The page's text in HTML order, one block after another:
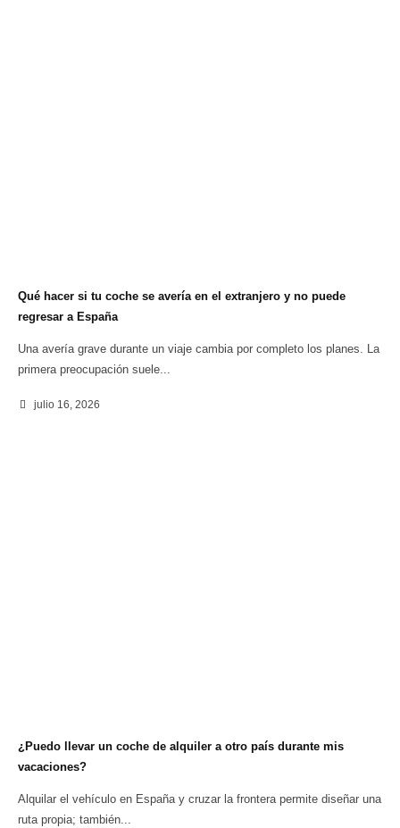
Qué hacer si tu coche se avería en el extranjero y no puede
regresar a España
Una avería grave durante un viaje cambia por completo los planes. La
primera preocupación suele...
julio 16, 2026
¿Puedo llevar un coche de alquiler a otro país durante mis
vacaciones?
Alquilar el vehículo en España y cruzar la frontera permite diseñar una
ruta propia; también...